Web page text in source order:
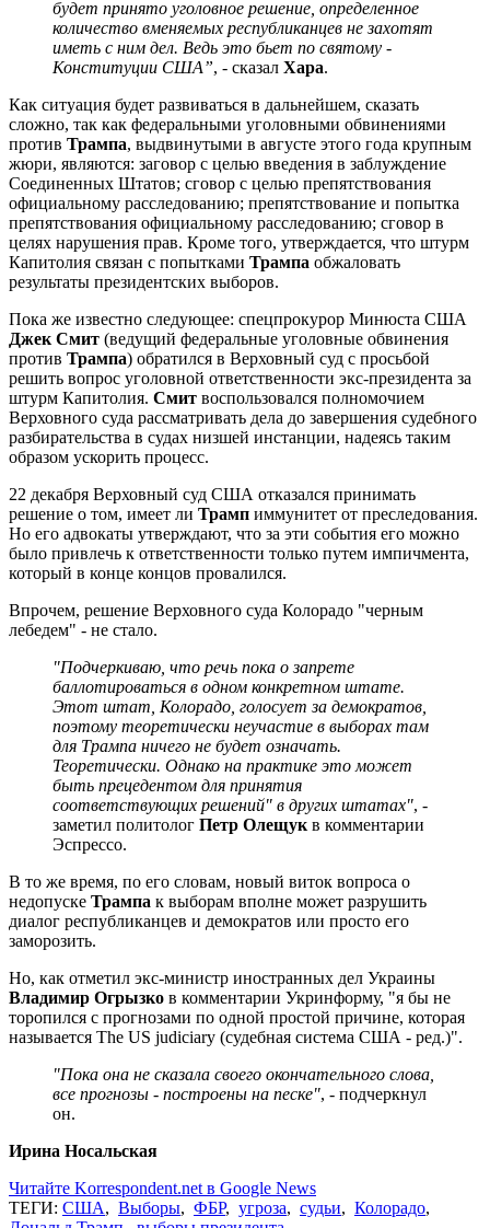
будет принято уголовное решение, определенное
количество вменяемых республиканцев не захотят
иметь с ним дел. Ведь это бьет по святому -
Конституции США”, - сказал Хара.
Как ситуация будет развиваться в дальнейшем, сказать
сложно, так как федеральными уголовными обвинениями
против Трампа, выдвинутыми в августе этого года крупным
жюри, являются: заговор с целью введения в заблуждение
Соединенных Штатов; сговор с целью препятствования
официальному расследованию; препятствование и попытка
препятствования официальному расследованию; сговор в
целях нарушения прав. Кроме того, утверждается, что штурм
Капитолия связан с попытками Трампа обжаловать
результаты президентских выборов.
Пока же известно следующее: спецпрокурор Минюста США
Джек Смит (ведущий федеральные уголовные обвинения
против Трампа) обратился в Верховный суд с просьбой
решить вопрос уголовной ответственности экс-президента за
штурм Капитолия. Смит воспользовался полномочием
Верховного суда рассматривать дела до завершения судебного
разбирательства в судах низшей инстанции, надеясь таким
образом ускорить процесс.
22 декабря Верховный суд США отказался принимать
решение о том, имеет ли Трамп иммунитет от преследования.
Но его адвокаты утверждают, что за эти события его можно
было привлечь к ответственности только путем импичмента,
который в конце концов провалился.
Впрочем, решение Верховного суда Колорадо "черным
лебедем" - не стало.
"Подчеркиваю, что речь пока о запрете
баллотироваться в одном конкретном штате.
Этот штат, Колорадо, голосует за демократов,
поэтому теоретически неучастие в выборах там
для Трампа ничего не будет означать.
Теоретически. Однако на практике это может
быть прецедентом для принятия
соответствующих решений" в других штатах", -
заметил политолог Петр Олещук в комментарии
Эспрессо.
В то же время, по его словам, новый виток вопроса о
недопуске Трампа к выборам вполне может разрушить
диалог республиканцев и демократов или просто его
заморозить.
Но, как отметил экс-министр иностранных дел Украины
Владимир Огрызко в комментарии Укринформу, "я бы не
торопился с прогнозами по одной простой причине, которая
называется The US judiciary (судебная система США - ред.)".
"Пока она не сказала своего окончательного слова,
все прогнозы - построены на песке", - подчеркнул
он.
Ирина Носальская
Читайте Korrespondent.net в Google News
ТЕГИ: США, Выборы, ФБР, угроза, судьи, Колорадо,